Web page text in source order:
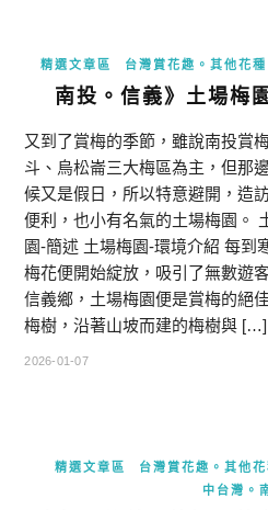
精選文章區 台灣賞花趣。其他花種
南投。信義》土場梅
又到了賞梅的季節，雖說南投賞
斗、烏松崙三大梅區為主，但那
候又是假日，所以特意避開，造
便利，也小有名氣的土場梅園。
園-簡述 土場梅園-環境介紹 每到
梅花便開始綻放，吸引了無數遊
信義鄉，土場梅園便是賞梅的絕
梅樹，沿著山坡而建的梅樹與
2026-01-07
精選文章區 台灣賞花趣。其他花
中台灣。